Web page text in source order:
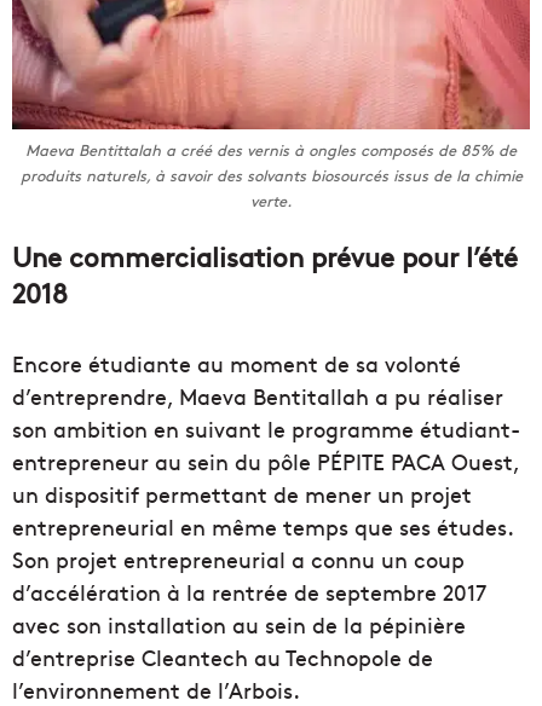
Maeva Bentittalah a créé des vernis à ongles composés de 85% de
produits naturels, à savoir des solvants biosourcés issus de la chimie
verte.
Une commercialisation prévue pour l’été
2018
Encore étudiante au moment de sa volonté
d’entreprendre, Maeva Bentitallah a pu réaliser
son ambition en suivant le programme étudiant-
entrepreneur au sein du pôle PÉPITE PACA Ouest,
un dispositif permettant de mener un projet
entrepreneurial en même temps que ses études.
Son projet entrepreneurial a connu un coup
d’accélération à la rentrée de septembre 2017
avec son installation au sein de la pépinière
d’entreprise Cleantech au Technopole de
l’environnement de l’Arbois.